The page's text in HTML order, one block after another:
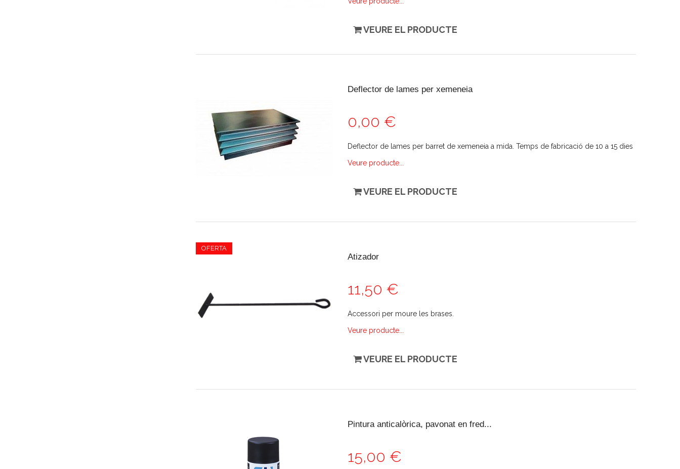
VEURE EL PRODUCTE
Deflector de lames per xemeneia
0,00 €
Deflector de lames per barret de xemeneia a mida. Temps de fabricació de 10 a 15 dies
Veure producte...
VEURE EL PRODUCTE
OFERTA
Atizador
11,50 €
Accessori per moure les brases.
Veure producte...
VEURE EL PRODUCTE
Pintura anticalòrica, pavonat en fred...
15,00 €